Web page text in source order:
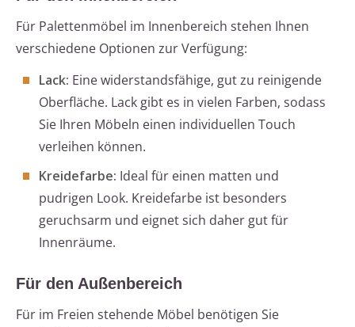
Für Palettenmöbel im Innenbereich stehen Ihnen
verschiedene Optionen zur Verfügung:
Lack: Eine widerstandsfähige, gut zu reinigende
Oberfläche. Lack gibt es in vielen Farben, sodass
Sie Ihren Möbeln einen individuellen Touch
verleihen können.
Kreidefarbe: Ideal für einen matten und
pudrigen Look. Kreidefarbe ist besonders
geruchsarm und eignet sich daher gut für
Innenräume.
Für den Außenbereich
Für im Freien stehende Möbel benötigen Sie